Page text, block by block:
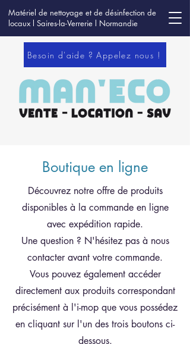
Matériel de nettoyage et de désinfection de
locaux l Saires-la-Verrerie l Normandie
Besoin d'aide ? Appelez nous !
Boutique en ligne
Découvrez notre offre de produits
disponibles à la commande en ligne
avec expédition rapide.
Une question ? N'hésitez pas à nous
contacter avant votre commande.
Vous pouvez également accéder
directement aux produits correspondant
précisément à l'i-mop que vous possédez
en cliquant sur l'un des trois boutons ci-
dessous.